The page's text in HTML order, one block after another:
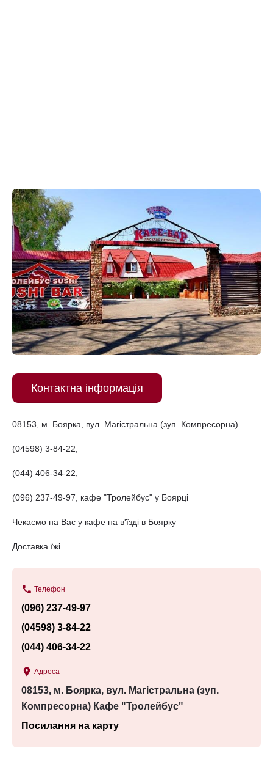
Контактна інформація
08153, м. Боярка, вул. Магістральна (зуп. Компресорна)
(04598) 3-84-22,
(044) 406-34-22,
(096) 237-49-97, кафе "Тролейбус" у Боярці
Чекаємо на Вас у кафе на в'їзді в Боярку
Доставка їжі
call Телефон
(096) 237-49-97
(04598) 3-84-22
(044) 406-34-22
place Адреса
08153, м. Боярка, вул. Магістральна (зуп.
Компресорна) Кафе "Тролейбус"
Посилання на карту